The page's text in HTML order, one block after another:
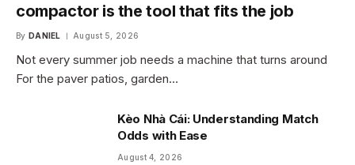
compactor is the tool that fits the job
By DANIEL August 5, 2026
Not every summer job needs a machine that turns around
For the paver patios, garden…
Kèo Nhà Cái: Understanding Match
Odds with Ease
August 4, 2026